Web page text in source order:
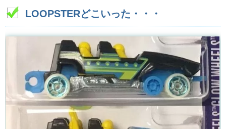
LOOPSTERどこいった・・・